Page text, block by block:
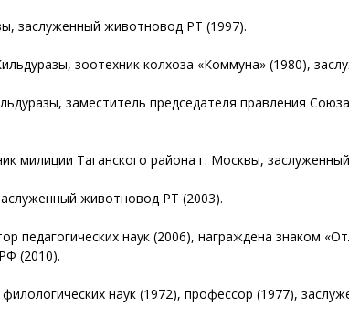
заслуженный животновод РТ (1997).
зоотехник колхоза «Коммуна» (1980),
заместитель председателя правления
милиции Таганского района г. Москвы,
животновод РТ (2003).
педагогических наук (2006), награждена знаком
(2010).
наук (1972), профессор (1977),